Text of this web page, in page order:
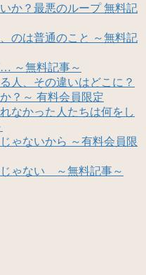
か？最悪のループ 無料記
のは普通のこと ～無料記
～無料記事～
人、その違いはどこに？
？～ 有料会員限定
なかった人たちは何をし
ゃないから ～有料会員限
ゃない ～無料記事～